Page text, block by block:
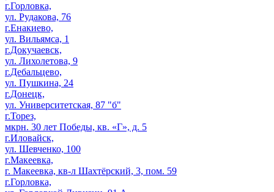
г.Горловка,
ул. Рудакова, 76
г.Енакиево,
ул. Вильямса, 1
г.Докучаевск,
ул. Лихолетова, 9
г.Дебальцево,
ул. Пушкина, 24
г.Донецк,
ул. Университетская, 87 "б"
г.Торез,
мкрн. 30 лет Победы, кв. «Г», д. 5
г.Иловайск,
ул. Шевченко, 100
г.Макеевка,
г. Макеевка, кв-л Шахтёрский, 3, пом. 59
г.Горловка,